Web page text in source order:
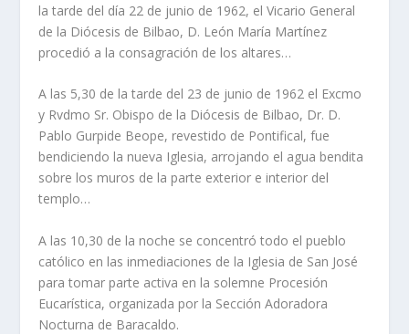
la tarde del dí­a 22 de junio de 1962, el Vicario General
de la Diócesis de Bilbao, D. León Marí­a Martí­nez
procedió a la consagración de los altares…
A las 5,30 de la tarde del 23 de junio de 1962 el Excmo
y Rvdmo Sr. Obispo de la Diócesis de Bilbao, Dr. D.
Pablo Gurpide Beope, revestido de Pontifical, fue
bendiciendo la nueva Iglesia, arrojando el agua bendita
sobre los muros de la parte exterior e interior del
templo…
A las 10,30 de la noche se concentró todo el pueblo
católico en las inmediaciones de la Iglesia de San José
para tomar parte activa en la solemne Procesión
Eucarí­stica, organizada por la Sección Adoradora
Nocturna de Baracaldo.